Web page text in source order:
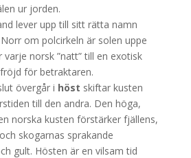
ur jorden.
lever upp till sitt rätta namn
Norr om polcirkeln är solen uppe
norsk ”natt” till en exotisk
för betraktaren.
övergår i höst skiftar kusten
till den andra. Den höga,
norska kusten förstärker fjällens,
skogarnas sprakande
gult. Hösten är en vilsam tid